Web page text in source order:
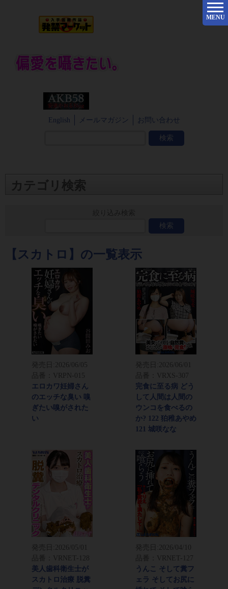
English メールマガジン お問い合わせ
MENU
カテゴリ検索
【スカトロ】の一覧表示
発売日: 2026/06/05
品番：VRPN-015
エロカワ妊婦さん
のエッチな臭い 嗅
ぎたい嗅がされた
い
発売日: 2026/06/01
品番：VRXS-307
完食に至る病 どう
して人間は人間の
ウンコを食べるの
か? 122 狛稚あやめ
121 城咲なな
発売日:
2026/05/01
品番：VRNET-128
美人歯科衛生士が
スカトロ治療 脱糞
発売日:
2026/04/10
品番：VRNET-127
うんこ そして糞フ
ェラ そしてお尻に